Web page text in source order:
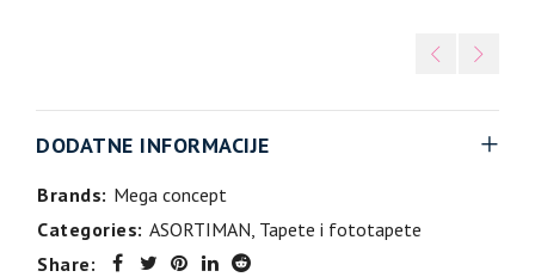
DODATNE INFORMACIJE
Brands: Mega concept
Categories: ASORTIMAN Tapete i fototapete
Share: